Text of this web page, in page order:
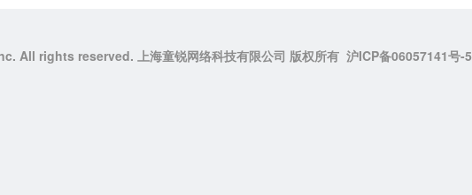
All rights reserved. 上海童锐网络科技有限公司 版权所有 沪ICP备06057141号-5